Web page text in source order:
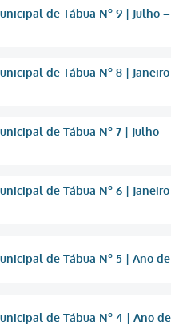
de Tábua Nº 9 | Julho –
de Tábua Nº 8 |
de Tábua Nº 7 | Julho –
de Tábua Nº 6 |
de Tábua Nº 5 | Ano de
de Tábua Nº 4 | Ano de